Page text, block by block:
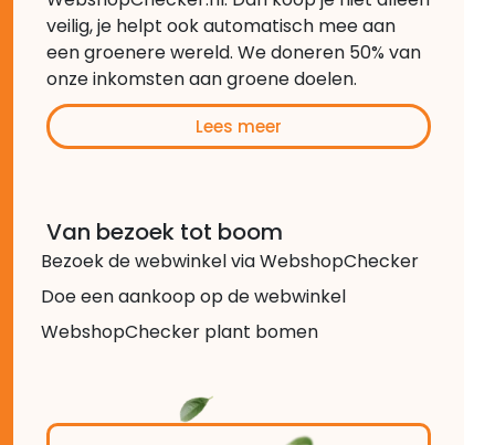
veilig, je helpt ook automatisch mee aan
een groenere wereld. We doneren 50% van
onze inkomsten aan groene doelen.
Lees meer
Van bezoek tot boom
Bezoek de webwinkel via WebshopChecker
Doe een aankoop op de webwinkel
WebshopChecker plant bomen